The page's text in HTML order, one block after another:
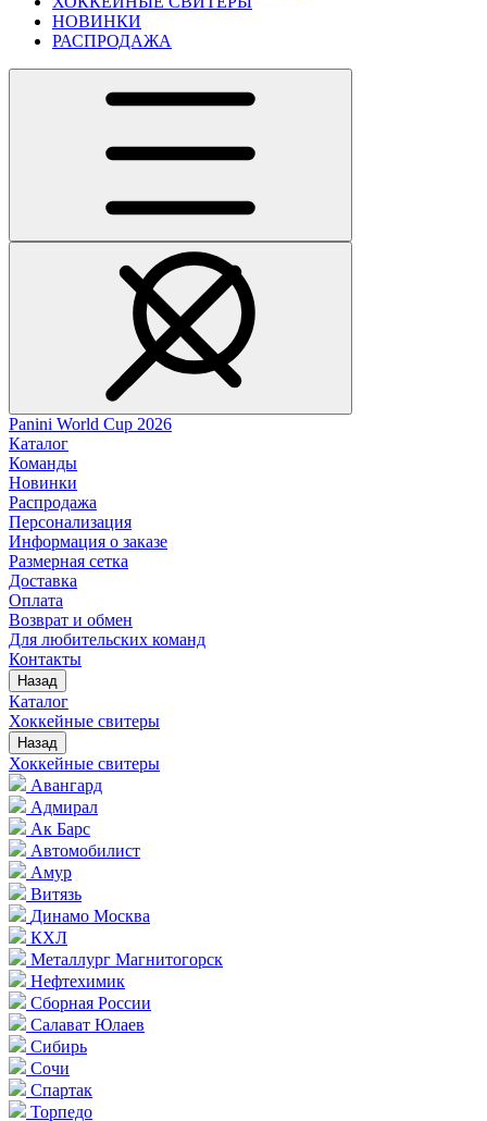
НОВИНКИ
РАСПРОДАЖА
Panini World Cup 2026
Каталог
Команды
Новинки
Распродажа
Персонализация
Информация о заказе
Размерная сетка
Доставка
Оплата
Возврат и обмен
Для любительских команд
Контакты
Назад
Каталог
Хоккейные свитеры
Назад
Хоккейные свитеры
Авангард
Адмирал
Ак Барс
Автомобилист
Амур
Витязь
Динамо Москва
КХЛ
Металлург Магнитогорск
Нефтехимик
Сборная России
Салават Юлаев
Сибирь
Сочи
Спартак
Торпедо